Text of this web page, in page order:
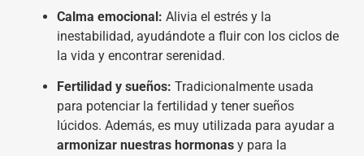
Calma emocional: Alivia el estrés y la
inestabilidad, ayudándote a fluir con los ciclos de
la vida y encontrar serenidad.
Fertilidad y sueños: Tradicionalmente usada
para potenciar la fertilidad y tener sueños
lúcidos. Además, es muy utilizada para ayudar a
armonizar nuestras hormonas y para la